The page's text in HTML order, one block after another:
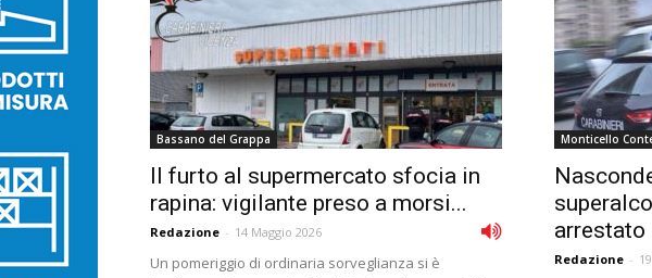
Bassano del Grappa
Il furto al supermercato sfocia in
rapina: vigilante preso a morsi...
Redazione - 14 Maggio 2026
Un pomeriggio di ordinaria sorveglianza si è
Monticello
arrestato
Redazione -